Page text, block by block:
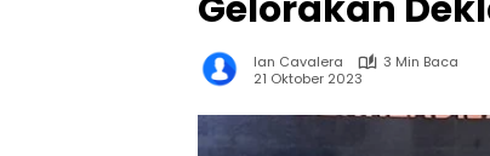
Ian Cavalera
3 Min Baca
21 Oktober 2023